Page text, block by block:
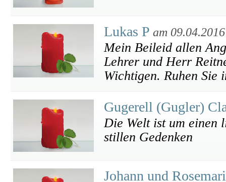
Lukas P am 09.04.2016
Mein Beileid allen
Lehrer und Herr
Wichtigen. Ruhen Sie
Gugerell (Gugler)
Die Welt ist um einen
stillen Gedenken
Johann und